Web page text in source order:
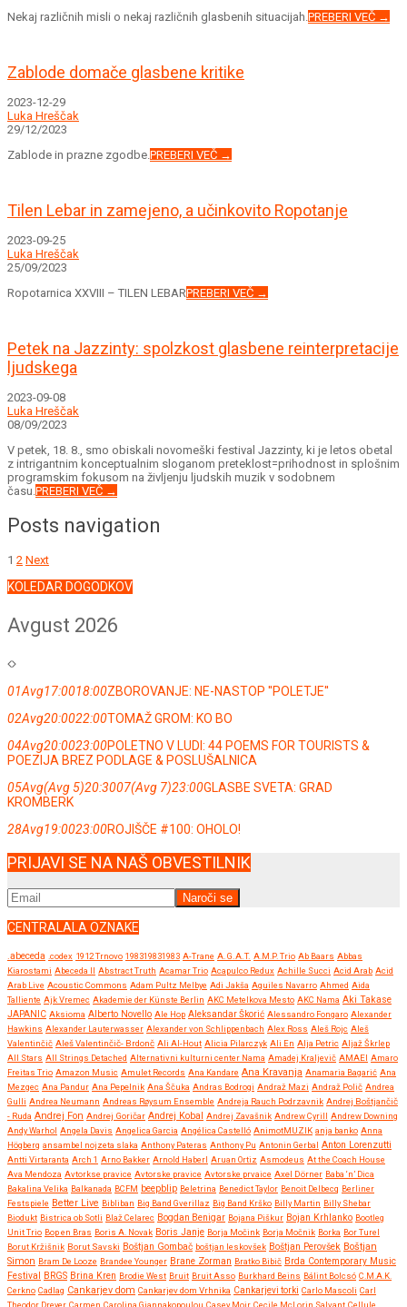
Nekaj različnih misli o nekaj različnih glasbenih situacijah.PREBERI VEČ →
Zablode domače glasbene kritike
2023-12-29
Luka Hreščak
29/12/2023
Zablode in prazne zgodbe.PREBERI VEČ →
Tilen Lebar in zamejeno, a učinkovito Ropotanje
2023-09-25
Luka Hreščak
25/09/2023
Ropotarnica XXVIII – TILEN LEBARPREBERI VEČ →
Petek na Jazzinty: spolzkost glasbene reinterpretacije
ljudskega
2023-09-08
Luka Hreščak
08/09/2023
V petek, 18. 8., smo obiskali novomeški festival Jazzinty, ki je letos obetal
z intrigantnim konceptualnim sloganom preteklost=prihodnost in splošnim
programskim fokusom na življenju ljudskih muzik v sodobnem
času. PREBERI VEČ →
Posts navigation
1 2 Next
KOLEDAR DOGODKOV
Avgust 2026
01Avg17:0018:00ZBOROVANJE: NE-NASTOP ''POLETJE''
02Avg20:0022:00TOMAŽ GROM: KO BO
04Avg20:0023:00POLETNO V LUDI: 44 POEMS FOR TOURISTS &
POEZIJA BREZ PODLAGE & POSLUŠALNICA
05Avg(Avg 5)20:3007(Avg 7)23:00GLASBE SVETA: GRAD
KROMBERK
28Avg19:0023:00ROJIŠČE #100: OHOLO!
PRIJAVI SE NA NAŠ OBVESTILNIK
CENTRALALA OZNAKE
.abeceda .codex 1912 Trnovo 198319831983 A-Trane A.G.A.T. A.M.P. Trio Ab Baars Abbas
Kiarostami Abeceda II Abstract Truth Acamar Trio Acapulco Redux Achille Succi Acid Arab Acid
Arab Live Acoustic Commons Adam Pultz Melbye Adi Jakša Aguiles Navarro Ahmed Aida
Talliente Ajk Vremec Akademie der Künste Berlin AKC Metelkova Mesto AKC Nama Aki Takase
JAPANIC Aksioma Alberto Novello Ale Hop Aleksandar Škorić Alessandro Fongaro Alexander
Hawkins Alexander Lauterwasser Alexander von Schlippenbach Alex Ross Aleš Rojc Aleš
Valentinčič Aleš Valentinčič- Brdonč Ali Al-Hout Alicia Pilarczyk Ali En Alja Petric Aljaž Škrlep
All Stars All Strings Detached Alternativni kulturni center Nama Amadej Kraljevič AMAEI Amaro
Freitas Trio Amazon Music Amulet Records Ana Kandare Ana Kravanja Anamaria Bagarić Ana
Mezgec Ana Pandur Ana Pepelnik Ana Ščuka Andras Bodrogi Andraž Mazi Andraž Polič Andrea
Gulli Andrea Neumann Andreas Røysum Ensemble Andreja Rauch Podrzavnik Andrej Boštjančič
- Ruda Andrej Fon Andrej Goričar Andrej Kobal Andrej Zavašnik Andrew Cyrill Andrew Downing
Andy Warhol Angela Davis Angelica Garcia Angélica Castelló AnimotMUZIK anja banko Anna
Högberg ansambel nojzeta slaka Anthony Pateras Anthony Pu Antonin Gerbal Anton Lorenzutti
Antti Virtaranta Arch 1 Arno Bakker Arnold Haberl Aruan Ortiz Asmodeus At the Coach House
Ava Mendoza Avtorkse pravice Avtorske pravice Avtorske prvaice Axel Dörner Baba ‘n’ Dica
Bakalina Velika Balkanada BCFM beepblip Beletrina Benedict Taylor Benoit Delbecq Berliner
Festspiele Better Live Bibliban Big Band Gverillaz Big Band Krško Billy Martin Billy Shebar
Biodukt Bistrica ob Sotli Blaž Celarec Bogdan Benigar Bojana Piškur Bojan Krhlanko Bootleg
Unit Trio Bop en Bras Boris A. Novak Boris Janje Borja Močink Borja Močnik Borka Bor Turel
Borut Kržišnik Borut Savski Boštjan Gombač boštjan leskovšek Boštjan Perovšek Boštjan
Simon Bram De Looze Brandee Younger Brane Zorman Bratko Bibič Brda Contemporary Music
Festival
BRGS Brina Kren Brodie West Bruit Bruit Asso Burkhard Beins Bálint Bolcsó C.M.A.K.
Cerkno Cadlag Cankarjev dom Cankarjev dom Vrhnika Cankarjevi torki Carlo Mascoli Carl